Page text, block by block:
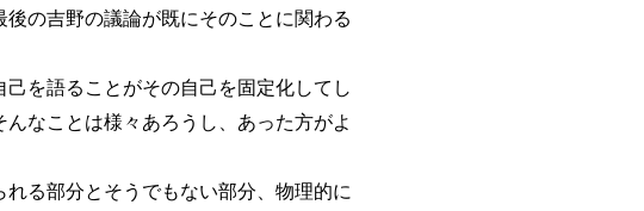
の吉野の議論が既にそのことに関わる
を語ることがその自己を固定化してし
なことは様々あろうし、あった方がよ
る部分とそうでもない部分、物理的に